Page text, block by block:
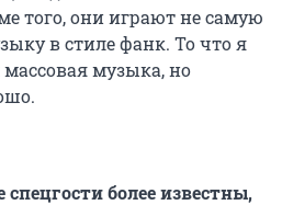
того, они играют не самую
в стиле фанк. То что я
музыка, но
более известны,